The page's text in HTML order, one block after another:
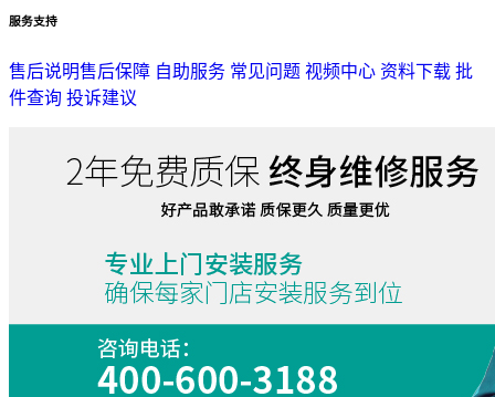
服务支持
售后说明售后保障 自助服务 常见问题 视频中心 资料下载 批
件查询 投诉建议